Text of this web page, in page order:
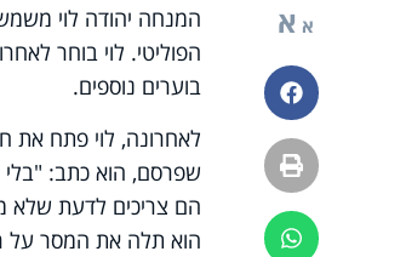
א א
פייסבוק
הדפסה
ווטסאפ
המנחה יהודה לוי
הפוליטי. לוי בוחר
בוערים נוספים.
לאחרונה, לוי פתח את
שפרסם, הוא כתב: "בלי
הם צריכים לדעת שלא
הוא תלה את המסר על